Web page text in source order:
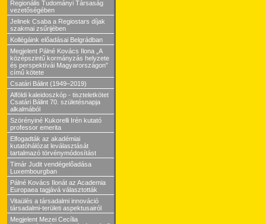
Regionális Tudományi Társaság
vezetőségében
Jelinek Csaba a Regiostars díjak
szakmai zsűrijében
Kollégáink előadásai Belgrádban
Megjelent Pálné Kovács Ilona „A
középszintű kormányzás helyzete
és perspektívái Magyarországon”
című kötete
Csatári Bálint (1949–2019)
Alföldi kaleidoszkóp - tiszteletkötet
Csatári Bálint 70. születésnapja
alkalmából
Szörényiné Kukorelli Irén kutató
professor emerita
Elfogadták az akadémiai
kutatóhálózat leválasztását
tartalmazó törvénymódosítást
Timár Judit vendégelőadása
Luxembourgban
Pálné Kovács Ilonát az Academia
Europaea tagjává választották
Vitaülés a társadalmi innováció
társadalmi-területi aspektusairól
Megjelent Mezei Cecília